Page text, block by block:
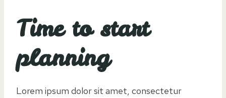
Time to start
planning
Lorem ipsum dolor sit amet, consectetur